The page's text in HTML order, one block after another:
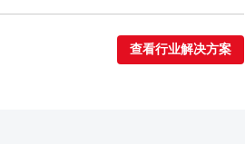
查看行业解决方案